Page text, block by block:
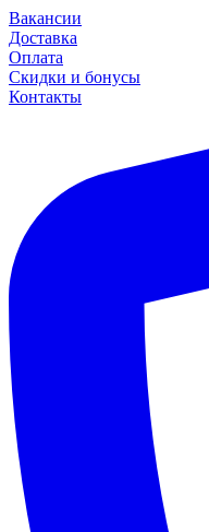
Вакансии
Доставка
Оплата
Скидки и бонусы
Контакты